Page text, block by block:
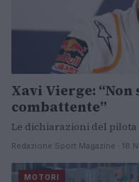
Xavi Vierge:
combattente”
Le dichiarazioni del
Redazione Sport Magazine · 18
MOTORI